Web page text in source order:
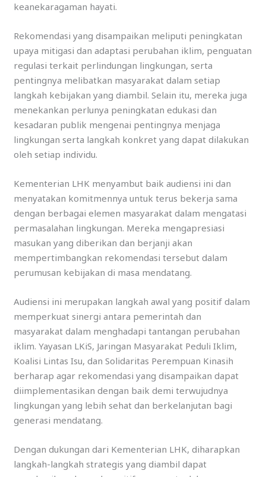
keanekaragaman hayati.
Rekomendasi yang disampaikan meliputi peningkatan
upaya mitigasi dan adaptasi perubahan iklim, penguatan
regulasi terkait perlindungan lingkungan, serta
pentingnya melibatkan masyarakat dalam setiap
langkah kebijakan yang diambil. Selain itu, mereka juga
menekankan perlunya peningkatan edukasi dan
kesadaran publik mengenai pentingnya menjaga
lingkungan serta langkah konkret yang dapat dilakukan
oleh setiap individu.
Kementerian LHK menyambut baik audiensi ini dan
menyatakan komitmennya untuk terus bekerja sama
dengan berbagai elemen masyarakat dalam mengatasi
permasalahan lingkungan. Mereka mengapresiasi
masukan yang diberikan dan berjanji akan
mempertimbangkan rekomendasi tersebut dalam
perumusan kebijakan di masa mendatang.
Audiensi ini merupakan langkah awal yang positif dalam
memperkuat sinergi antara pemerintah dan
masyarakat dalam menghadapi tantangan perubahan
iklim. Yayasan LKiS, Jaringan Masyarakat Peduli Iklim,
Koalisi Lintas Isu, dan Solidaritas Perempuan Kinasih
berharap agar rekomendasi yang disampaikan dapat
diimplementasikan dengan baik demi terwujudnya
lingkungan yang lebih sehat dan berkelanjutan bagi
generasi mendatang.
Dengan dukungan dari Kementerian LHK, diharapkan
langkah-langkah strategis yang diambil dapat